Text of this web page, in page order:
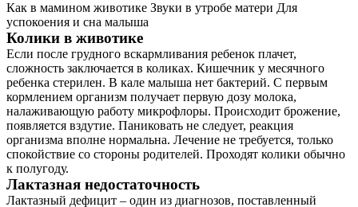
Контакты
Как в мамином животике Звуки в утробе матери Для
успокоения и сна малыша
Колики в животике
Если после грудного вскармливания ребенок плачет,
сложность заключается в коликах. Кишечник у месячного
ребенка стерилен. В кале малыша нет бактерий. С первым
кормлением организм получает первую дозу молока,
налаживающую работу микрофлоры. Происходит брожение,
появляется вздутие. Паниковать не следует, реакция
организма вполне нормальна. Лечение не требуется, только
спокойствие со стороны родителей. Проходят колики обычно
к полугоду.
Лактазная недостаточность
Лактазный дефицит – один из диагнозов, поставленный